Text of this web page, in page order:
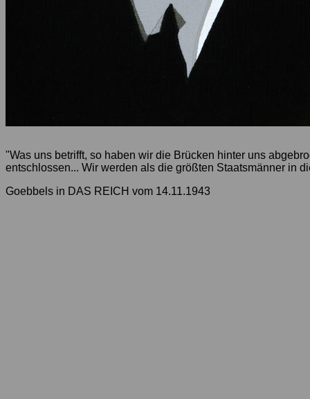
"Was uns betrifft, so haben wir die Brücken hinter uns
entschlossen... Wir werden als die größten Staatsmänner in
Goebbels in DAS REICH vom 14.11.1943